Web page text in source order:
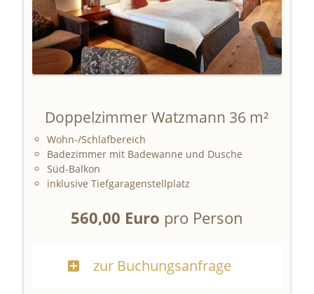
Doppelzimmer Watzmann 36 m²
Wohn-/Schlafbereich
Badezimmer mit Badewanne und Dusche
Süd-Balkon
inklusive Tiefgaragenstellplatz
560,00 Euro pro Person
zur Buchungsanfrage